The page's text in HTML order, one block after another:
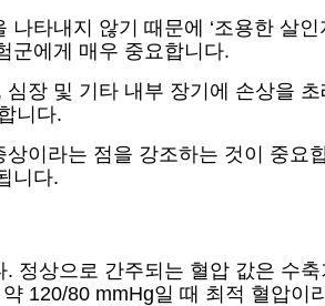
타내지 않기 때문에 ‘조용한 살
군에게 매우 중요합니다.
장 및 기타 내부 장기에 손상을
니다.
이라는 점을 강조하는 것이 중
니다.
상으로 간주되는 혈압 값은 수
120/80 mmHg일 때 최적 혈압이